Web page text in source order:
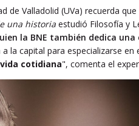
de Valladolid (UVa) recuerda
una historia estudió Filosofía y
la BNE también dedica una
la capital para especializarse
cotidiana", comenta el